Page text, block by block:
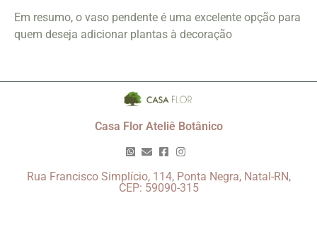
Em resumo, o vaso pendente é uma excelente opção para
quem deseja adicionar plantas à decoração
Casa Flor Ateliê Botânico
Rua Francisco Simplício, 114, Ponta Negra, Natal-RN,
CEP: 59090-315